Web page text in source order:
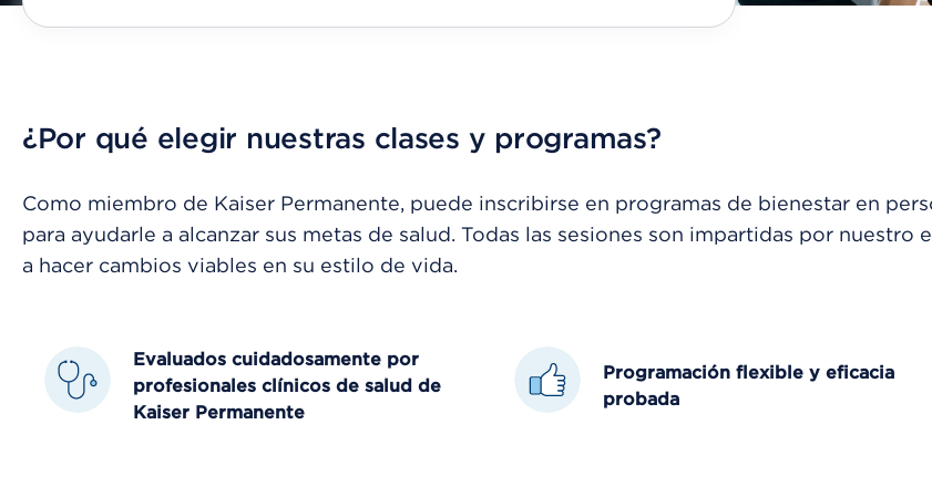
¿Por qué elegir nuestras clases y programas?
Como miembro de Kaiser Permanente, puede inscribirse en programas de bienestar en
para ayudarle a alcanzar sus metas de salud. Todas las sesiones son impartidas por
a hacer cambios viables en su estilo de vida.
Evaluados cuidadosamente por
profesionales clínicos de salud de
Kaiser Permanente
Programación flexible y eficacia
probada